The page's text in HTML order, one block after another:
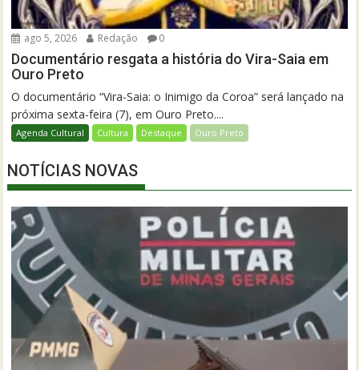
ago 5, 2026 Redação 0
Documentário resgata a história do Vira-Saia em
Ouro Preto
O documentário “Vira-Saia: o Inimigo da Coroa” será lançado na
próxima sexta-feira (7), em Ouro Preto....
Agenda Cultural Cultura Destaque Ouro Preto
NOTÍCIAS NOVAS